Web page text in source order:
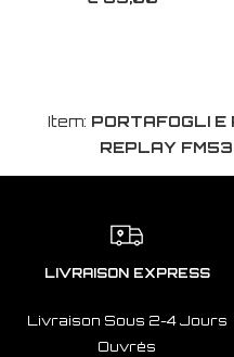
Item: PORTAFOGLI
REPLAY
LIVRAISON EXPRESS
Livraison Sous 2-4 Jours
Ouvrés